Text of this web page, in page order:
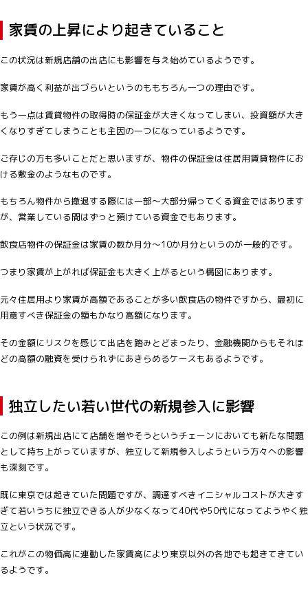
家賃の上昇により起きていること
この状況は新規店舗の出店にも影響を与え始めているようです。
家賃が高く利益が出づらいというのももちろん一つの理由です。
もう一点は賃貸物件の取得時の保証金が大きくなってしまい、投資額が大き
くなりすぎてしまうことも主因の一つになっているようです。
ご存じの方も多いことだと思いますが、物件の保証金は住居用賃貸物件にお
ける敷金のようなものです。
もちろん物件から撤退する際には一部～大部分帰ってくる資金ではあります
が、営業している間はずっと預けている資金でもあります。
飲食店物件の保証金は家賃の数か月分～10か月分というのが一般的です。
つまり家賃が上がれば保証金も大きく上がるという構図にあります。
元々住居用より家賃が高額であることが多い飲食店の物件ですから、最初に
用意すべき保証金の額もかなり高額になります。
その金額にリスクを感じて出店を踏みとどまったり、金融機関からもそれほ
どの高額の融資を受けられずにあきらめるケースもあるようです。
独立したい若い世代の新規参入に影響
この例は新規出店にて店舗を増やそうというチェーンにおいても新たな問題
として持ち上がっていますが、独立して新規参入しようという方々への影響
も深刻です。
既に東京では起きていた問題ですが、調達すべきイニシャルコストが大きす
ぎて若いうちに独立できる人が少なくなって40代や50代になってようやく独
立という状況です。
これがこの物価高に連動した家賃高により東京以外の各地でも起きてきてい
るようです。